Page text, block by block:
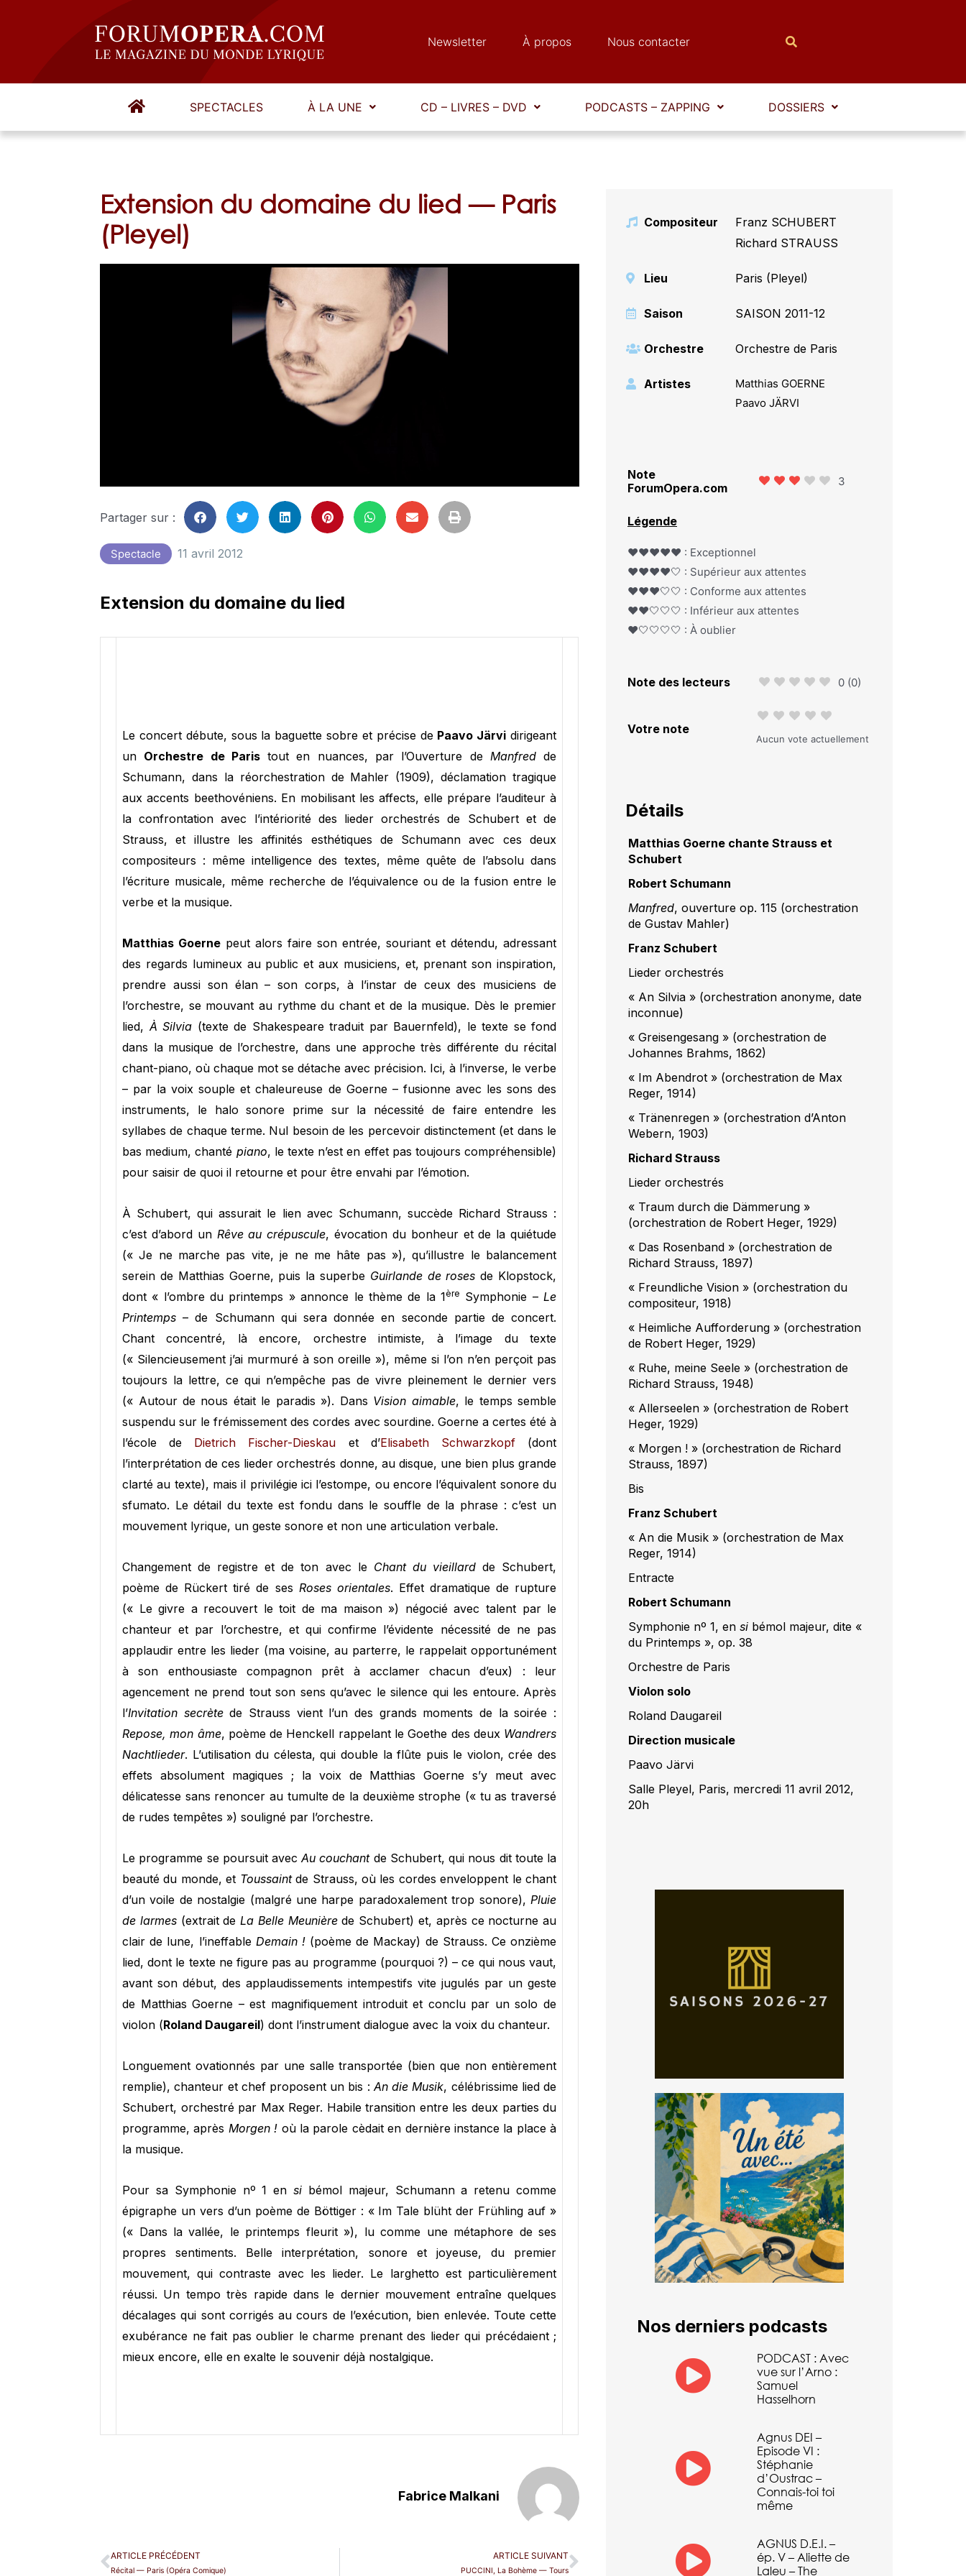
Newsletter À propos Nous contacter
SPECTACLES À LA UNE CD – LIVRES – DVD PODCASTS – ZAPPING DOSSIERS
Extension du domaine du lied — Paris
(Pleyel)
Partager sur :
Spectacle 11 avril 2012
Extension du domaine du lied
Le concert débute, sous la baguette sobre et précise de Paavo Järvi dirigeant
un Orchestre de Paristout en nuances, par l’Ouverture de Manfredde
Schumann, dans la réorchestration de Mahler (1909), déclamation tragique
aux accents beethovéniens. En mobilisant les affects, elle prépare l’auditeur à
la confrontation avec l’intériorité des lieder orchestrés de Schubert et de
Strauss, et illustre les affinités esthétiques de Schumann avec ces deux
compositeurs : même intelligence des textes, même quête de l’absolu dans
l’écriture musicale, même recherche de l’équivalence ou de la fusion entre le
verbe et la musique.
Matthias Goerne peut alors faire son entrée, souriant et détendu, adressant
des regards lumineux au public et aux musiciens, et, prenant son inspiration,
prendre aussi son élan – son corps, à l’instar de ceux des musiciens de
l’orchestre, se mouvant au rythme du chant et de la musique. Dès le premier
lied,À Silvia (texte de Shakespeare traduit par Bauernfeld), le texte se fond
dans la musique de l’orchestre, dans une approche très différente du récital
chant-piano, où chaque mot se détache avec précision. Ici, à l’inverse, le verbe
– par la voix souple et chaleureuse de Goerne – fusionne avec les sons des
instruments, le halo sonore prime sur la nécessité de faire entendre les
syllabes de chaque terme. Nul besoin de les percevoir distinctement (et dans le
bas medium, chanté piano, le texte n’est en effet pas toujours compréhensible)
pour saisir de quoi il retourne et pour être envahi par l’émotion.
À Schubert, qui assurait le lien avec Schumann, succède Richard Strauss :
c’est d’abord un Rêve au crépuscule, évocation du bonheur et de la quiétude
(« Je ne marche pas vite, je ne me hâte pas »), qu’illustre le balancement
serein de Matthias Goerne, puis la superbeGuirlande de roses de Klopstock,
dont « l’ombre du printemps » annonce le thème de la 1ère Symphonie –Le
Printemps – de Schumann qui sera donnée en seconde partie de concert.
Chant concentré, là encore, orchestre intimiste, à l’image du texte
(« Silencieusement j’ai murmuré à son oreille »), même si l’on n’en perçoit pas
toujours la lettre, ce qui n’empêche pas de vivre pleinement le dernier vers
(« Autour de nous était le paradis »). Dans Vision aimable, le temps semble
suspendu sur le frémissement des cordes avec sourdine. Goerne a certes été à
l’école de Dietrich Fischer-Dieskau et d’Elisabeth Schwarzkopf(dont
l’interprétation de ces lieder orchestrés donne, au disque, une bien plus grande
clarté au texte), mais il privilégie ici l’estompe, ou encore l’équivalent sonore du
sfumato. Le détail du texte est fondu dans le souffle de la phrase : c’est un
mouvement lyrique, un geste sonore et non une articulation verbale.
Changement de registre et de ton avec le Chant du vieillardde Schubert,
poème de Rückert tiré de ses Roses orientales. Effet dramatique de rupture
(« Le givre a recouvert le toit de ma maison ») négocié avec talent par le
chanteur et par l’orchestre, et qui confirme l’évidente nécessité de ne pas
applaudir entre les lieder (ma voisine, au parterre, le rappelait opportunément
à son enthousiaste compagnon prêt à acclamer chacun d’eux) : leur
agencement ne prend tout son sens qu’avec le silence qui les entoure. Après
l’Invitation secrètede Strauss vient l’un des grands moments de la soirée :
Repose, mon âme, poème de Henckell rappelant le Goethe des deux Wandrers
Nachtlieder. L’utilisation du célesta, qui double la flûte puis le violon, crée des
effets absolument magiques ; la voix de Matthias Goerne s’y meut avec
délicatesse sans renoncer au tumulte de la deuxième strophe (« tu as traversé
de rudes tempêtes ») souligné par l’orchestre.
Le programme se poursuit avecAu couchantde Schubert, qui nous dit toute la
beauté du monde, et Toussaintde Strauss, où les cordes enveloppent le chant
d’un voile de nostalgie (malgré une harpe paradoxalement trop sonore),Pluie
de larmes(extrait deLa Belle Meunièrede Schubert) et, après ce nocturne au
clair de lune, l’ineffable Demain !(poème de Mackay) de Strauss. Ce onzième
lied, dont le texte ne figure pas au programme (pourquoi ?) – ce qui nous vaut,
avant son début, des applaudissements intempestifs vite jugulés par un geste
de Matthias Goerne – est magnifiquement introduit et conclu par un solo de
violon (Roland Daugareil) dont l’instrument dialogue avec la voix du chanteur.
Longuement ovationnés par une salle transportée (bien que non entièrement
remplie), chanteur et chef proposent un bis :An die Musik, célébrissime lied de
Schubert, orchestré par Max Reger. Habile transition entre les deux parties du
programme, après Morgen ! où la parole cèdait en dernière instance la place à
la musique.
Pour sa Symphonie nº 1 ensi bémol majeur, Schumann a retenu comme
épigraphe un vers d’un poème de Böttiger : « Im Tale blüht der Frühling auf »
(« Dans la vallée, le printemps fleurit »), lu comme une métaphore de ses
propres sentiments. Belle interprétation, sonore et joyeuse, du premier
mouvement, qui contraste avec les lieder. Le larghetto est particulièrement
réussi. Un tempo très rapide dans le dernier mouvement entraîne quelques
décalages qui sont corrigés au cours de l’exécution, bien enlevée. Toute cette
exubérance ne fait pas oublier le charme prenant des lieder qui précédaient ;
mieux encore, elle en exalte le souvenir déjà nostalgique.
Fabrice Malkani
ARTICLE PRÉCÉDENT
Récital — Paris (Opéra Comique)
ARTICLE SUIVANT
PUCCINI, La Bohème — Tours
Compositeur Franz SCHUBERT
Richard STRAUSS
Lieu Paris (Pleyel)
Saison SAISON 2011-12
Orchestre Orchestre de Paris
Artistes
Matthias GOERNE
Paavo JÄRVI
Note
ForumOpera.com
3
Légende
❤️❤️❤️❤️❤️ : Exceptionnel
❤️❤️❤️❤️🤍 : Supérieur aux attentes
❤️❤️❤️🤍🤍 : Conforme aux attentes
❤️❤️🤍🤍🤍 : Inférieur aux attentes
❤️🤍🤍🤍🤍 : À oublier
Note des lecteurs 0 (0)
Votre note
Aucun vote actuellement
Détails
Matthias Goerne chante Strauss et
Schubert
Robert Schumann
Manfred, ouverture op. 115 (orchestration
de Gustav Mahler)
Franz Schubert
Lieder orchestrés
« An Silvia » (orchestration anonyme, date
inconnue)
« Greisengesang » (orchestration de
Johannes Brahms, 1862)
« Im Abendrot » (orchestration de Max
Reger, 1914)
« Tränenregen » (orchestration d’Anton
Webern, 1903)
Richard Strauss
Lieder orchestrés
« Traum durch die Dämmerung »
(orchestration de Robert Heger, 1929)
« Das Rosenband » (orchestration de
Richard Strauss, 1897)
« Freundliche Vision » (orchestration du
compositeur, 1918)
« Heimliche Aufforderung » (orchestration
de Robert Heger, 1929)
« Ruhe, meine Seele » (orchestration de
Richard Strauss, 1948)
« Allerseelen » (orchestration de Robert
Heger, 1929)
« Morgen ! » (orchestration de Richard
Strauss, 1897)
Bis
Franz Schubert
« An die Musik » (orchestration de Max
Reger, 1914)
Entracte
Robert Schumann
Symphonie nº 1, en si bémol majeur, dite «
du Printemps », op. 38
Orchestre de Paris
Violon solo
Roland Daugareil
Direction musicale
Paavo Järvi
Salle Pleyel, Paris, mercredi 11 avril 2012,
20h
Nos derniers podcasts
PODCAST : Avec
vue sur l’Arno :
Samuel
Hasselhorn
Agnus DEI –
Episode VI :
Stéphanie
d’Oustrac –
Connais-toi toi
même
AGNUS D.E.I. –
ép. V – Aliette de
Laleu – The